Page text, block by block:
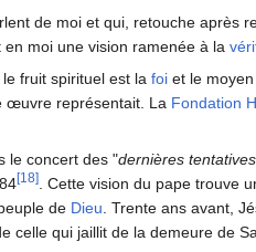
de moi et qui, retouche après
moi une vision ramenée à la
fruit spirituel est la foi et le
œuvre représentait. La Fondation
le concert des "dernières
[18] . Cette vision du pape trouve
de Dieu . Trente ans avant,
celle qui jaillit de la demeure de